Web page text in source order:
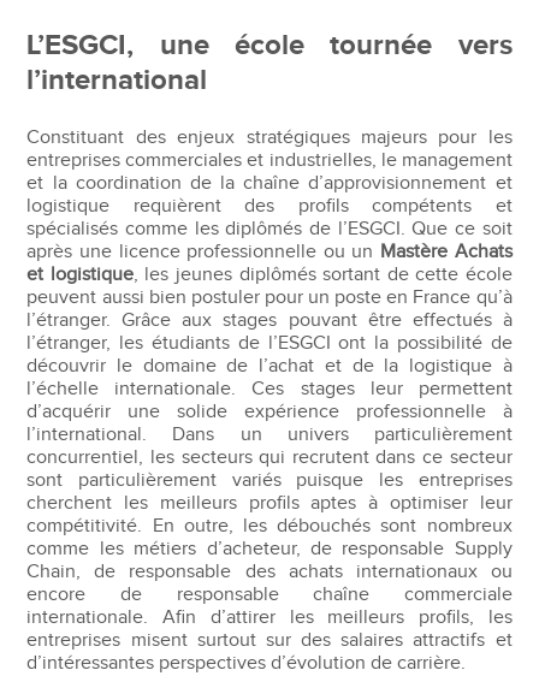
L’ESGCI, une école tournée vers
l’international
Constituant des enjeux stratégiques majeurs pour les
entreprises commerciales et industrielles, le management
et la coordination de la chaîne d’approvisionnement et
logistique requièrent des profils compétents et
spécialisés comme les diplômés de l’ESGCI. Que ce soit
après une licence professionnelle ou un Mastère Achats
et logistique, les jeunes diplômés sortant de cette école
peuvent aussi bien postuler pour un poste en France qu’à
l’étranger. Grâce aux stages pouvant être effectués à
l’étranger, les étudiants de l’ESGCI ont la possibilité de
découvrir le domaine de l’achat et de la logistique à
l’échelle internationale. Ces stages leur permettent
d’acquérir une solide expérience professionnelle à
l’international. Dans un univers particulièrement
concurrentiel, les secteurs qui recrutent dans ce secteur
sont particulièrement variés puisque les entreprises
cherchent les meilleurs profils aptes à optimiser leur
compétitivité. En outre, les débouchés sont nombreux
comme les métiers d’acheteur, de responsable Supply
Chain, de responsable des achats internationaux ou
encore de responsable chaîne commerciale
internationale. Afin d’attirer les meilleurs profils, les
entreprises misent surtout sur des salaires attractifs et
d’intéressantes perspectives d’évolution de carrière.